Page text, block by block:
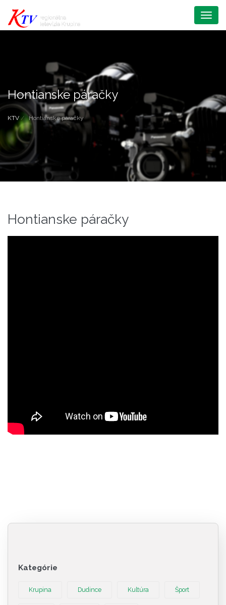
Menu
Hontianske páračky
KTV Hontianske páračky
Hontianske páračky
Kategórie
Krupina Dudince Kultúra Šport